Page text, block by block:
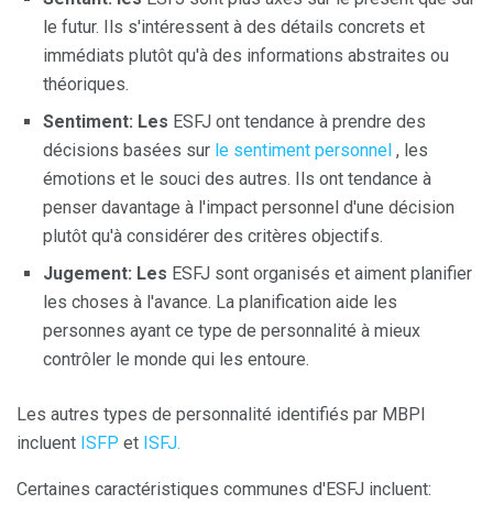
le futur. Ils s'intéressent à des détails concrets et
immédiats plutôt qu'à des informations abstraites ou
théoriques.
Sentiment: Les ESFJ ont tendance à prendre des
décisions basées sur le sentiment personnel , les
émotions et le souci des autres. Ils ont tendance à
penser davantage à l'impact personnel d'une décision
plutôt qu'à considérer des critères objectifs.
Jugement: Les ESFJ sont organisés et aiment planifier
les choses à l'avance. La planification aide les
personnes ayant ce type de personnalité à mieux
contrôler le monde qui les entoure.
Les autres types de personnalité identifiés par MBPI
incluent ISFP et ISFJ.
Certaines caractéristiques communes d'ESFJ incluent: